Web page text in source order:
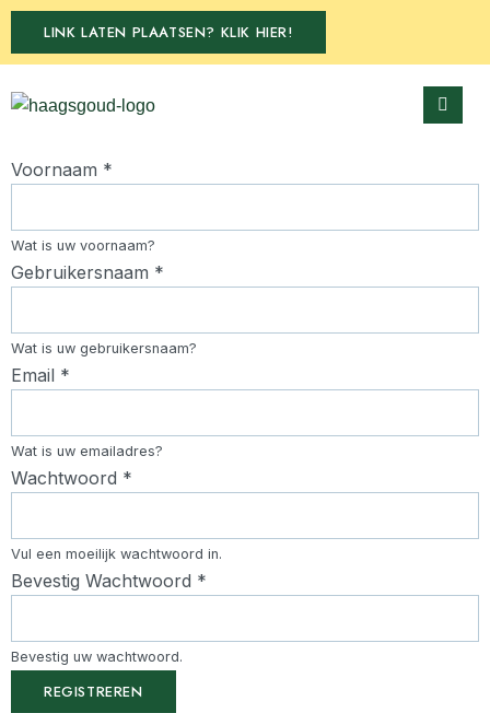
LINK LATEN PLAATSEN? KLIK HIER!
Voornaam *
Wat is uw voornaam?
Gebruikersnaam *
Wat is uw gebruikersnaam?
Email *
Wat is uw emailadres?
Wachtwoord *
Vul een moeilijk wachtwoord in.
Bevestig Wachtwoord *
Bevestig uw wachtwoord.
REGISTREREN